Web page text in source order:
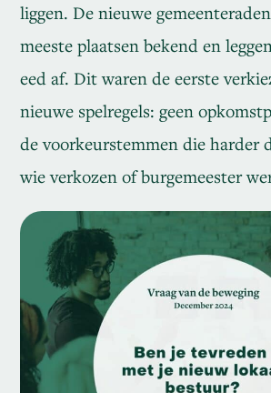
liggen. De nieuwe
meeste plaatsen bekend en
eed af. Dit waren de eerste
nieuwe spelregels: geen
de voorkeurstemmen die harder
wie verkozen of burgemeester